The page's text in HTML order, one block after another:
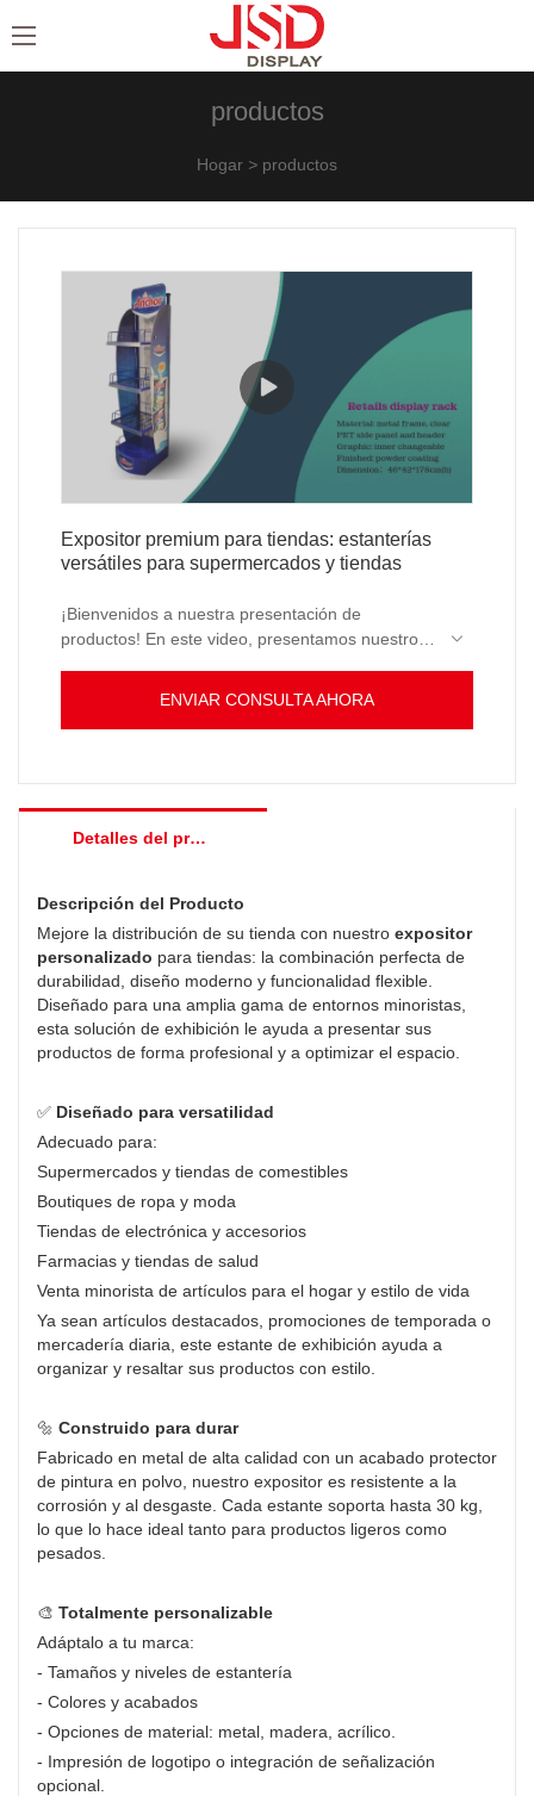
productos
Hogar > productos
Expositor premium para tiendas: estanterías
versátiles para supermercados y tiendas
¡Bienvenidos a nuestra presentación de
productos! En este video, presentamos nuestro
acrílico resistentes,lo que garantiza una larga
vida útil y una apariencia elegante. Con tamaños
personalizables y estantes ajustables, este
e incluso farmacias.
ENVIAR CONSULTA AHORA
Detalles del producto
Descripción del Producto
Mejore la distribución de su tienda con nuestro expositor
personalizado para tiendas: la combinación perfecta de
durabilidad, diseño moderno y funcionalidad flexible.
Diseñado para una amplia gama de entornos minoristas,
esta solución de exhibición le ayuda a presentar sus
productos de forma profesional y a optimizar el espacio.
✅ Diseñado para versatilidad
Adecuado para:
Supermercados y tiendas de comestibles
Boutiques de ropa y moda
Tiendas de electrónica y accesorios
Farmacias y tiendas de salud
Venta minorista de artículos para el hogar y estilo de vida
Ya sean artículos destacados, promociones de temporada o
mercadería diaria, este estante de exhibición ayuda a
organizar y resaltar sus productos con estilo.
🔩 Construido para durar
Fabricado en metal de alta calidad con un acabado protector
de pintura en polvo, nuestro expositor es resistente a la
corrosión y al desgaste. Cada estante soporta hasta 30 kg,
lo que lo hace ideal tanto para productos ligeros como
pesados.
🎨 Totalmente personalizable
Adáptalo a tu marca:
- Tamaños y niveles de estantería
- Colores y acabados
- Opciones de material: metal, madera, acrílico.
- Impresión de logotipo o integración de señalización
opcional.